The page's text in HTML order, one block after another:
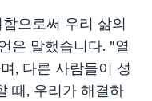
으로써 우리 삶의
은 말했습니다. "열
, 다른 사람들이 성
때, 우리가 해결하